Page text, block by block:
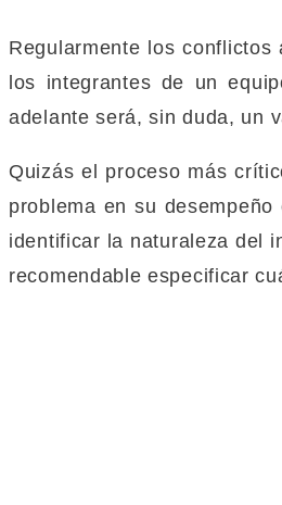
Regularmente los
los integrantes de un
adelante será, sin duda, un
Quizás el proceso más
problema en su
identificar la naturaleza del
recomendable especificar